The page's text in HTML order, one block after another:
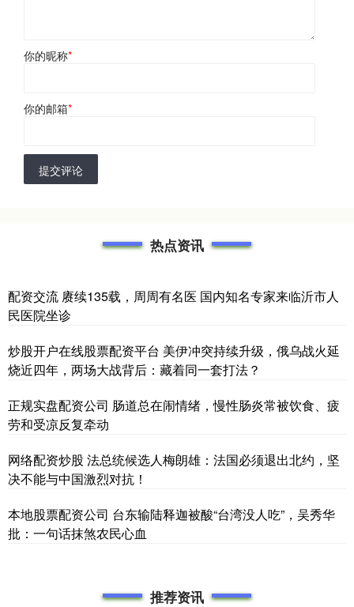
你的昵称*
你的邮箱*
提交评论
热点资讯
配资交流 赓续135载，周周有名医 国内知名专家来临沂市人
民医院坐诊
炒股开户在线股票配资平台 美伊冲突持续升级，俄乌战火延
烧近四年，两场大战背后：藏着同一套打法？
正规实盘配资公司 肠道总在闹情绪，慢性肠炎常被饮食、疲
劳和受凉反复牵动
网络配资炒股 法总统候选人梅朗雄：法国必须退出北约，坚
决不能与中国激烈对抗！
本地股票配资公司 台东输陆释迦被酸“台湾没人吃”，吴秀华
批：一句话抹煞农民心血
推荐资讯